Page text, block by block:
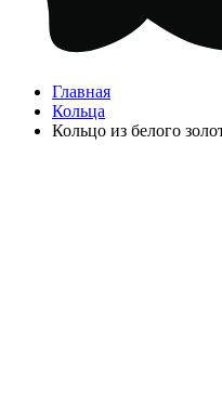
Главная
Кольца
Кольцо из белого